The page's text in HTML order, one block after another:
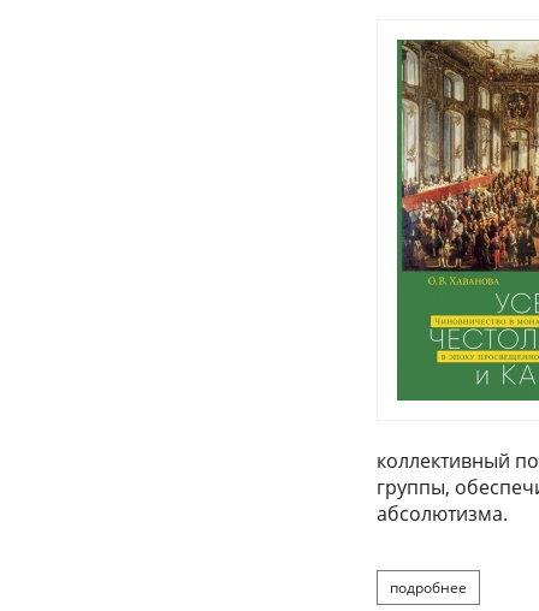
коллективный
группы,
абсолютизма.
подробнее